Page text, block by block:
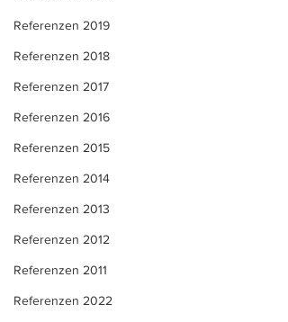
Referenzen 2019
Referenzen 2018
Referenzen 2017
Referenzen 2016
Referenzen 2015
Referenzen 2014
Referenzen 2013
Referenzen 2012
Referenzen 2011
Referenzen 2022